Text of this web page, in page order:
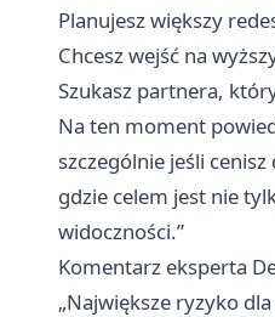
Planujesz większy
Chcesz wejść na
Szukasz partnera,
Na ten moment
szczególnie jeśli
gdzie celem jest nie
widoczności.”
Komentarz eksperta
„Największe ryzyko